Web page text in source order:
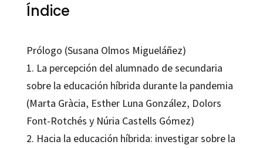
Índice
Prólogo (Susana Olmos Migueláñez)
1. La percepción del alumnado de secundaria
sobre la educación híbrida durante la pandemia
(Marta Gràcia, Esther Luna González, Dolors
Font-Rotchés y Núria Castells Gómez)
2. Hacia la educación híbrida: investigar sobre la